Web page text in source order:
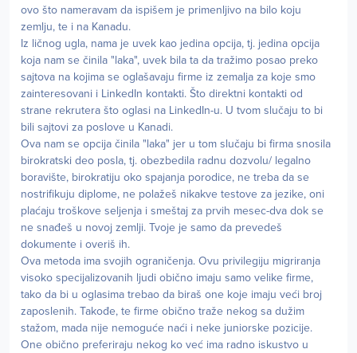
ovo što nameravam da ispišem je primenljivo na bilo koju
zemlju, te i na Kanadu.
Iz ličnog ugla, nama je uvek kao jedina opcija, tj. jedina opcija
koja nam se činila "laka", uvek bila ta da tražimo posao preko
sajtova na kojima se oglašavaju firme iz zemalja za koje smo
zainteresovani i LinkedIn kontakti. Što direktni kontakti od
strane rekrutera što oglasi na LinkedIn-u. U tvom slučaju to bi
bili sajtovi za poslove u Kanadi.
Ova nam se opcija činila "laka" jer u tom slučaju bi firma snosila
birokratski deo posla, tj. obezbedila radnu dozvolu/ legalno
boravište, birokratiju oko spajanja porodice, ne treba da se
nostrifikuju diplome, ne polažeš nikakve testove za jezike, oni
plaćaju troškove seljenja i smeštaj za prvih mesec-dva dok se
ne snađeš u novoj zemlji. Tvoje je samo da prevedeš
dokumente i overiš ih.
Ova metoda ima svojih ograničenja. Ovu privilegiju migriranja
visoko specijalizovanih ljudi obično imaju samo velike firme,
tako da bi u oglasima trebao da biraš one koje imaju veći broj
zaposlenih. Takođe, te firme obično traže nekog sa dužim
stažom, mada nije nemoguće naći i neke juniorske pozicije.
One obično preferiraju nekog ko već ima radno iskustvo u